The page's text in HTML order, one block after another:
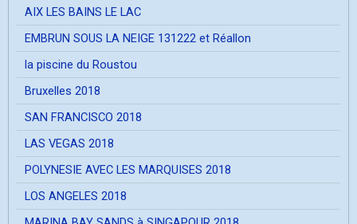
AIX LES BAINS LE LAC
EMBRUN SOUS LA NEIGE 131222 et Réallon
la piscine du Roustou
Bruxelles 2018
SAN FRANCISCO 2018
LAS VEGAS 2018
POLYNESIE AVEC LES MARQUISES 2018
LOS ANGELES 2018